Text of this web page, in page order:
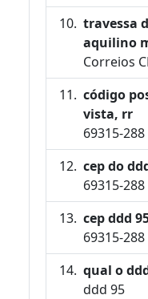
travessa
aquilino
Correios
código
vista, rr
69315-288
cep do
69315-288
cep ddd
69315-
qual o
ddd 95